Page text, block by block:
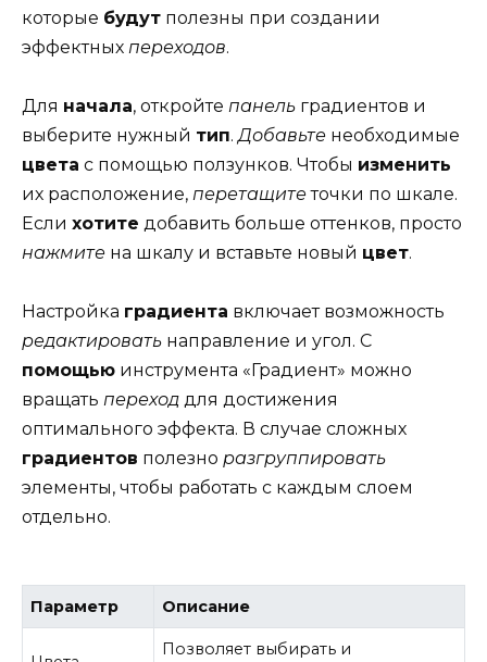
которые будут полезны при создании
эффектных переходов.
Для начала, откройте панель градиентов и
выберите нужный тип.Добавьте необходимые
цвета с помощью ползунков. Чтобы изменить
их расположение, перетащитеточки по шкале.
Если хотите добавить больше оттенков, просто
нажмите на шкалу и вставьте новый цвет.
Настройка градиента включает возможность
редактировать направление и угол. С
помощью инструмента «Градиент» можно
вращать переход для достижения
оптимального эффекта. В случае сложных
градиентов полезно разгруппировать
элементы, чтобы работать с каждым слоем
отдельно.
Параметр Описание
Позволяет выбирать и